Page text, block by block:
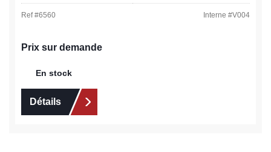
Ref #6560 Interne #V004
Prix sur demande
En stock
Détails